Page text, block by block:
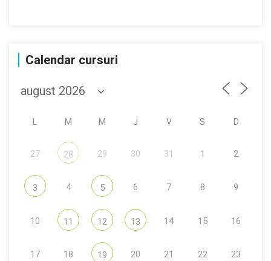
Calendar cursuri
M M J V S D
27 28 29 30 31 1 2
3 4 5 6 7 8 9
10 11 12 13 14 15 16
17 18 19 20 21 22 23